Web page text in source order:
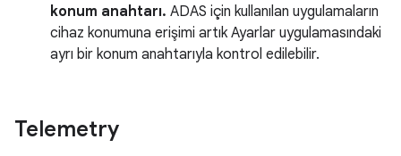
konum anahtarı. ADAS için kullanılan uygulamaların
cihaz konumuna erişimi artık Ayarlar uygulamasındaki
ayrı bir konum anahtarıyla kontrol edilebilir.
Telemetry